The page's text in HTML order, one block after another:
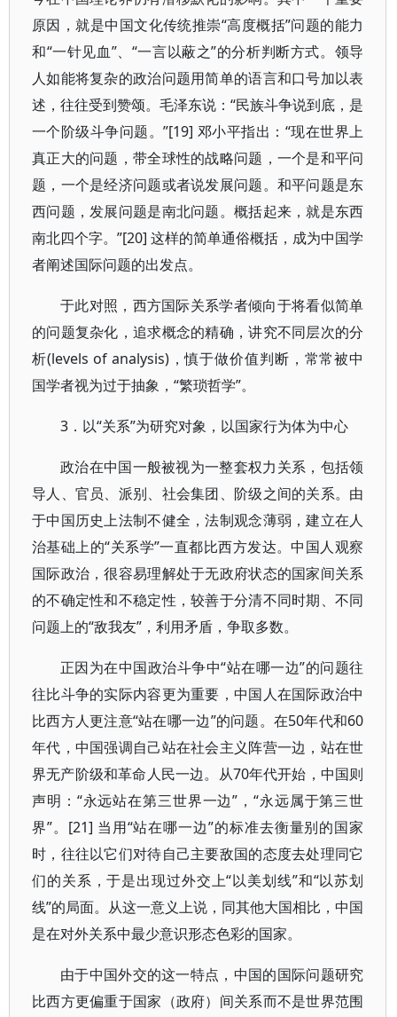
原因，就是中国文化传统推崇“高度概括”问题的能力
和“一针见血”、“一言以蔽之”的分析判断方式。领导
人如能将复杂的政治问题用简单的语言和口号加以表
述，往往受到赞颂。毛泽东说：“民族斗争说到底，是
一个阶级斗争问题。”[19] 邓小平指出：“现在世界上
真正大的问题，带全球性的战略问题，一个是和平问
题，一个是经济问题或者说发展问题。和平问题是东
西问题，发展问题是南北问题。概括起来，就是东西
南北四个字。”[20] 这样的简单通俗概括，成为中国学
者阐述国际问题的出发点。
于此对照，西方国际关系学者倾向于将看似简单
的问题复杂化，追求概念的精确，讲究不同层次的分
析(levels of analysis)，慎于做价值判断，常常被中
国学者视为过于抽象，“繁琐哲学”。
3．以“关系”为研究对象，以国家行为体为中心
政治在中国一般被视为一整套权力关系，包括领
导人、官员、派别、社会集团、阶级之间的关系。由
于中国历史上法制不健全，法制观念薄弱，建立在人
治基础上的“关系学”一直都比西方发达。中国人观察
国际政治，很容易理解处于无政府状态的国家间关系
的不确定性和不稳定性，较善于分清不同时期、不同
问题上的“敌我友”，利用矛盾，争取多数。
正因为在中国政治斗争中“站在哪一边”的问题往
往比斗争的实际内容更为重要，中国人在国际政治中
比西方人更注意“站在哪一边”的问题。在50年代和60
年代，中国强调自己站在社会主义阵营一边，站在世
界无产阶级和革命人民一边。从70年代开始，中国则
声明：“永远站在第三世界一边”，“永远属于第三世
界”。[21] 当用“站在哪一边”的标准去衡量别的国家
时，往往以它们对待自己主要敌国的态度去处理同它
们的关系，于是出现过外交上“以美划线”和“以苏划
线”的局面。从这一意义上说，同其他大国相比，中国
是在对外关系中最少意识形态色彩的国家。
由于中国外交的这一特点，中国的国际问题研究
比西方更偏重于国家（政府）间关系而不是世界范围